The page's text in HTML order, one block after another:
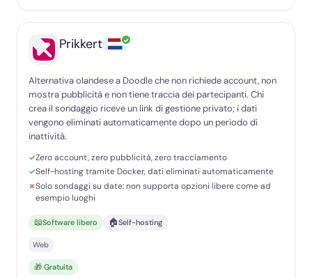
Prikkert ✓
Alternativa olandese a Doodle che non richiede account, non
mostra pubblicità e non tiene traccia dei partecipanti. Chi
crea il sondaggio riceve un link di gestione privato; i dati
vengono eliminati automaticamente dopo un periodo di
inattività.
Zero account, zero pubblicità, zero tracciamento
Self-hosting tramite Docker, dati eliminati automaticamente
Solo sondaggi su date: non supporta opzioni libere come ad
esempio luoghi
📖Software libero 🏠Self-hosting
Web
🎁 Gratuita